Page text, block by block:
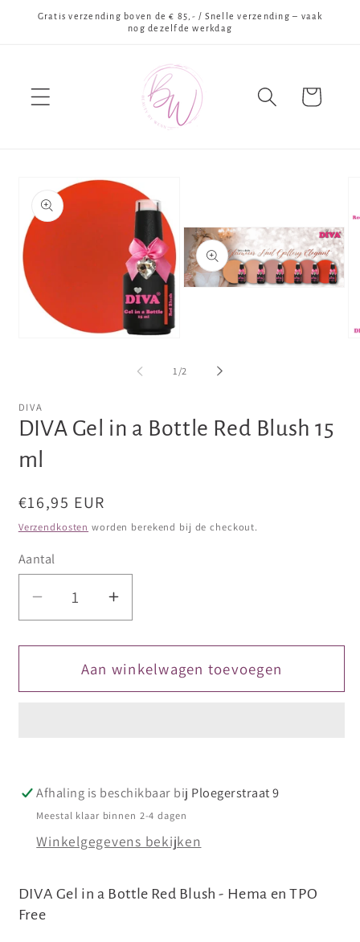
naar de
Gratis verzending boven de € 85,- / Snelle verzending – vaak
nog dezelfde werkdag
Winkelwagen
direct naar
1/van
2
DIVA
DIVA Gel in a Bottle Red Blush 15
ml
Normale
prijs
€16,95 EUR
Verzendkosten worden berekend bij de checkout.
Aantal
Aantal
verlagen
voor
Gel
Blush
15
ml
Aantal
verhogen
voor
DIVA
Gel
Blush
15
ml
Aan winkelwagen toevoegen
Afhaling is beschikbaar bij Ploegerstraat 9
Meestal klaar binnen 2-4 dagen
Winkelgegevens bekijken
DIVA Gel in a Bottle Red Blush- Hema en TPO
Free